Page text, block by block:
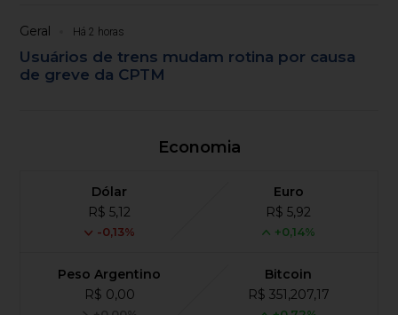
Geral Há 2 horas
Usuários de trens mudam rotina por causa
de greve da CPTM
Economia
Dólar
R$ 5,12
-0,13%
Euro
R$ 5,92
+0,14%
Peso Argentino
R$ 0,00
Bitcoin
R$ 351,207,17